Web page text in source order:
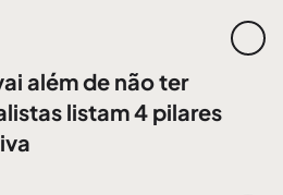
além de não ter
listam 4 pilares